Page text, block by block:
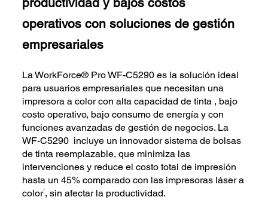
operativos con soluciones de gestión
empresariales
La WorkForce® Pro WF-C5290 es la solución ideal
para usuarios empresariales que necesitan una
impresora a color con alta capacidad de tinta , bajo
costo operativo, bajo consumo de energía y con
funciones avanzadas de gestión de negocios. La
WF-C5290 incluye un innovador sistema de bolsas
de tinta reemplazable, que minimiza las
intervenciones y reduce el costo total de impresión
hasta un 45% comparado con las impresoras láser a
color1, sin afectar la productividad.